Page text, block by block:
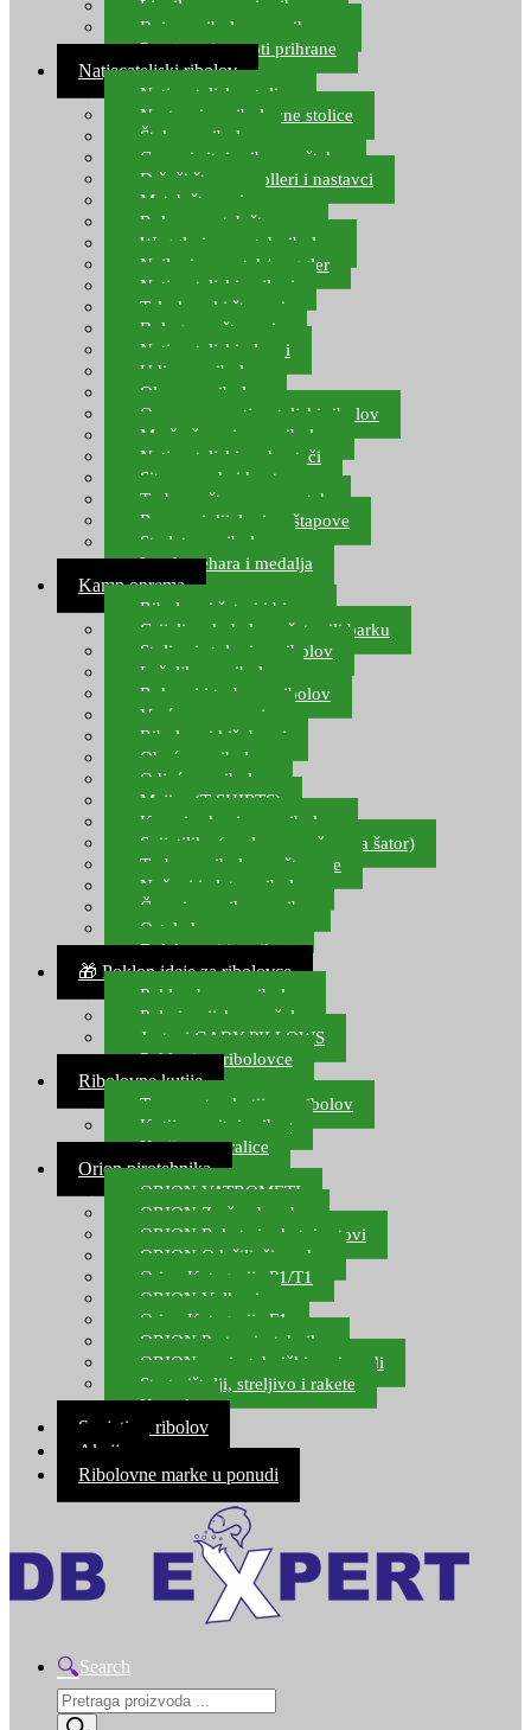
Ljepilo za crve i prihranu
Boje za ribolovnu prihranu
Provjereni recepti prihrane
Natjecateljski ribolov
Natjecateljske stolice
Nastavci za ribolovne stolice
Šteke za ribolov
Gume i sitni pribor za šteku
Držači štapova rolleri i nastavci
Match štapovi
Role za match štapove
Waggleri za match ribolov
Najloni za match/waggler
Natjecateljski najloni
Teleskopski štapovi
Bolognese štapovi
Natjecateljski plovci
Udice za ribolov
Olovo za ribolov
Oprema za natjecateljski ribolov
Mreže čuvarice za ribolov
Natjecateljski podmetači
Sito, posude i kante
Torbe za štapove – match
Rezervni dijelovi za štapove
Starlete za ribolov
Izrada pehara i medalja
Kamp oprema
Ribolovni šatori i bivvy
Grijalice, kuhala za šator ili barku
Stolice i stolovi za ribolov
Ležaljke za ribolov
Ruksaci i torbe za ribolov
Vreće za spavanje
Ribolovni kišobrani
Obuća za ribolov
Odjeća za ribolov
Majice (T-SHIRTS)
Kape i rukavice za ribolov
Svijetiljke (naglavne, ručne, za šator)
Torbe za ribolovne štapove
Noževi i alat za ribolov
Čamci za prihranu ribe
Ostala kamp oprema
Dalekozori i optika
🎁 Poklon ideje za ribolovce
Poklon bon za ribolov
Polarizacijske naočale
Jastuci GABY PILLOWS
Pokloni za ribolovce
Ribolovne kutije
Transportne kutije za ribolov
Kutije za sitni pribor
Kutije za varalice
Orion pirotehnika
ORION VATROMETI
ORION Zračne bombe
ORION Rakete i raketni setovi
ORION Odašiljači zvuka
Orion Kategorija P1/T1
ORION Vulkani
Orion Kategorija F1
ORION Party pirotehnika
ORION nepirotehnički proizvodi
Start pištolji, streljivo i rakete
Kontakt
Savjeti za ribolov
Akcija
Ribolovne marke u ponudi
Search
Products
search